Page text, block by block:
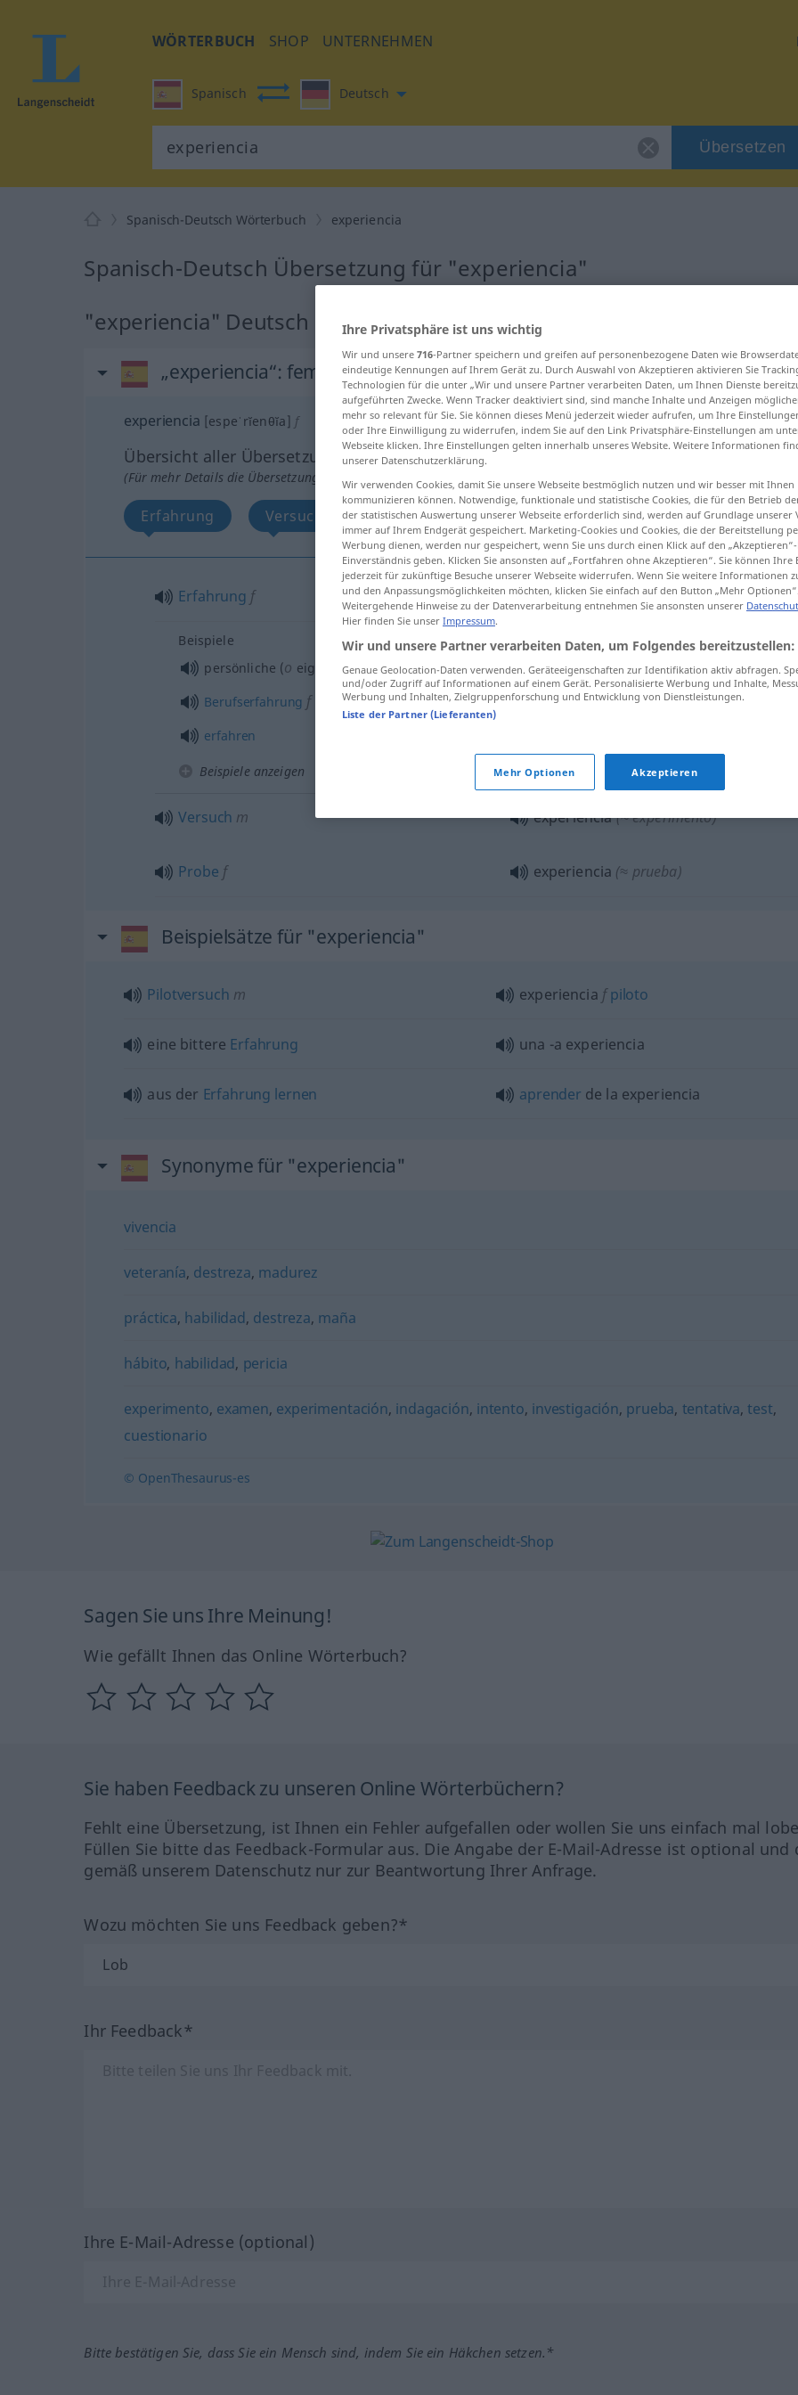
WÖRTERBUCH SHOP UNTERNEHMEN
Spanisch Deutsch
Übersetzen
Spanisch-Deutsch Wörterbuch experiencia
Spanisch-Deutsch Übersetzung für "experiencia"
"experiencia" Deutsch Übersetzung
„experiencia“: femenino
experiencia [espeˈrĭenθĭa] f
Übersicht aller Übersetzungen
(Für mehr Details die Übersetzung anklicken/antippen)
Erfahrung Versuch, Probe
Erfahrung f experiencia(≈ práctica, pericia)
Beispiele
persönliche (o eigene) Erfahrungenfpl experienciasplpersonales
Berufserfahrung f experienciaprofesional
erfahren
Beispiele anzeigen
Versuch m experiencia(≈ experimento)
Probe f experiencia (≈ prueba)
Beispielsätze für "experiencia"
Pilotversuch m experiencia fpiloto
eine bittere Erfahrung una -a experiencia
aus der Erfahrung lernen aprender de la experiencia
Synonyme für "experiencia"
vivencia
veteranía, destreza, madurez
práctica, habilidad, destreza, maña
hábito, habilidad, pericia
experimento, examen, experimentación, indagación, intento, investigación, prueba, tentativa,test,
cuestionario
© OpenThesaurus-es
Sagen Sie uns Ihre Meinung!
Wie gefällt Ihnen das Online Wörterbuch?
Sie haben Feedback zu unseren Online Wörterbüchern?
Fehlt eine Übersetzung, ist Ihnen ein Fehler aufgefallen oder wollen Sie uns einfach mal
Füllen Sie bitte das Feedback-Formular aus. Die Angabe der E-Mail-Adresse ist optional und
gemäß unserem Datenschutz nur zur Beantwortung Ihrer Anfrage.
Wozu möchten Sie uns Feedback geben?*
Ihr Feedback*
Ihre E-Mail-Adresse (optional)
Bitte bestätigen Sie, dass Sie ein Mensch sind, indem Sie ein Häkchen setzen.*
Ihre Privatsphäre ist uns wichtig
Wir und unsere 716-Partner speichern und greifen auf personenbezogene Daten wie
eindeutige Kennungen auf Ihrem Gerät zu. Durch Auswahl von Akzeptieren aktivieren Sie
Technologien für die unter „Wir und unsere Partner verarbeiten Daten, um Ihnen Dienste
aufgeführten Zwecke. Wenn Tracker deaktiviert sind, sind manche Inhalte und Anzeigen
mehr so relevant für Sie. Sie können dieses Menü jederzeit wieder aufrufen, um Ihre
oder Ihre Einwilligung zu widerrufen, indem Sie auf den Link Privatsphäre-Einstellungen am
Webseite klicken. Ihre Einstellungen gelten innerhalb unseres Website. Weitere Informationen
unserer Datenschutzerklärung.
Wir verwenden Cookies, damit Sie unsere Webseite bestmöglich nutzen und wir besser mit Ihnen
kommunizieren können. Notwendige, funktionale und statistische Cookies, die für den Betrieb
der statistischen Auswertung unserer Webseite erforderlich sind, werden auf Grundlage unserer
immer auf Ihrem Endgerät gespeichert. Marketing-Cookies und Cookies, die der Bereitstellung
Werbung dienen, werden nur gespeichert, wenn Sie uns durch einen Klick auf den
Einverständnis geben. Klicken Sie ansonsten auf „Fortfahren ohne Akzeptieren“. Sie können Ihre
jederzeit für zukünftige Besuche unserer Webseite widerrufen. Wenn Sie weitere Informationen
und den Anpassungsmöglichkeiten möchten, klicken Sie einfach auf den Button „Mehr Optionen“.
Weitergehende Hinweise zu der Datenverarbeitung entnehmen Sie ansonsten unserer
Hier finden Sie unser Impressum.
Wir und unsere Partner verarbeiten Daten, um Folgendes bereitzustellen:
Genaue Geolocation-Daten verwenden. Geräteeigenschaften zur Identifikation aktiv abfragen.
und/oder Zugriff auf Informationen auf einem Gerät. Personalisierte Werbung und Inhalte,
Werbung und Inhalten, Zielgruppenforschung und Entwicklung von Dienstleistungen.
Liste der Partner (Lieferanten)
Mehr Optionen Akzeptieren